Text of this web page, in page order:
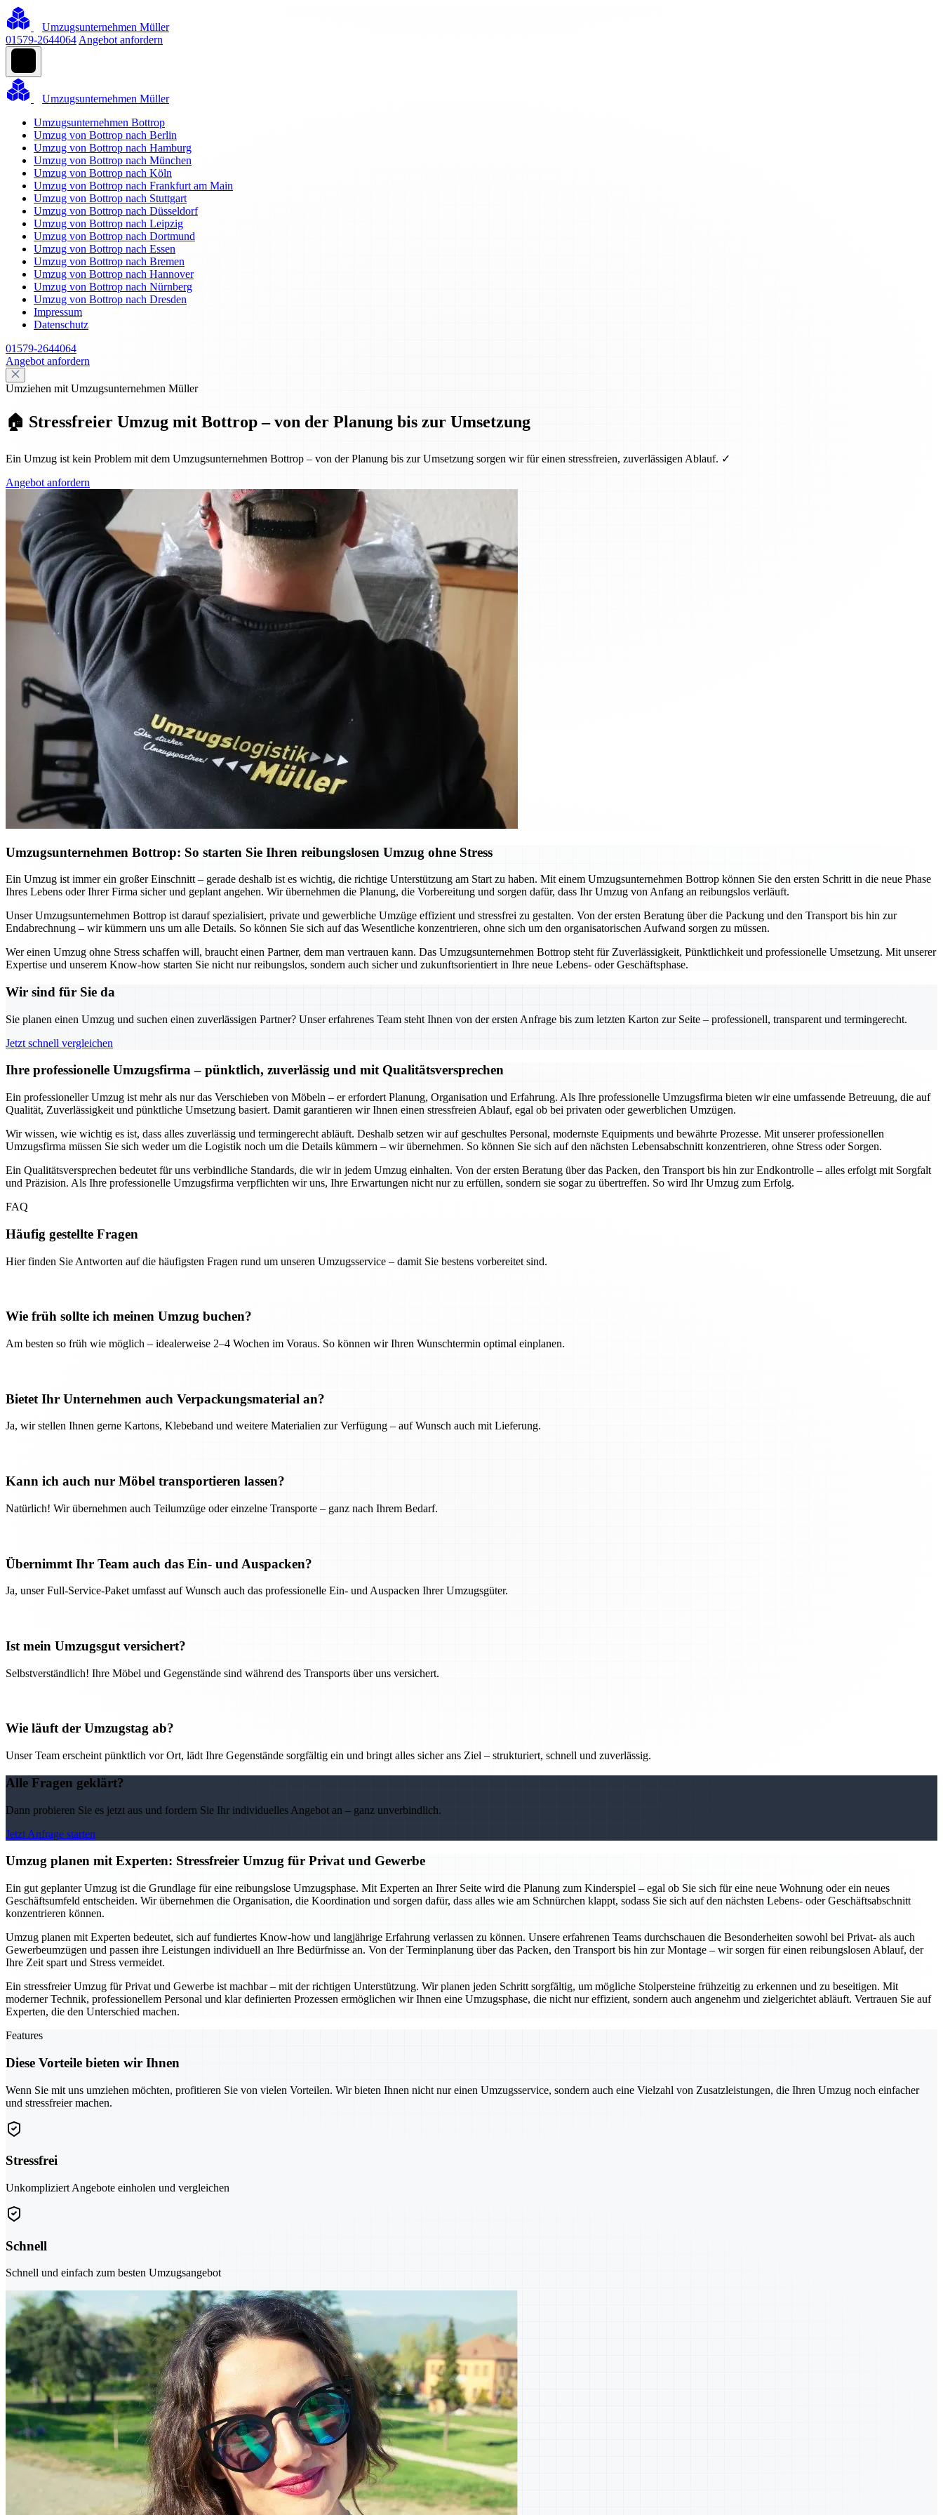
Umzugsunternehmen Müller
01579-2644064 Angebot anfordern
Umzugsunternehmen Müller
Umzugsunternehmen Bottrop
Umzug von Bottrop nach Berlin
Umzug von Bottrop nach Hamburg
Umzug von Bottrop nach München
Umzug von Bottrop nach Köln
Umzug von Bottrop nach Frankfurt am Main
Umzug von Bottrop nach Stuttgart
Umzug von Bottrop nach Düsseldorf
Umzug von Bottrop nach Leipzig
Umzug von Bottrop nach Dortmund
Umzug von Bottrop nach Essen
Umzug von Bottrop nach Bremen
Umzug von Bottrop nach Hannover
Umzug von Bottrop nach Nürnberg
Umzug von Bottrop nach Dresden
Impressum
Datenschutz
01579-2644064
Angebot anfordern
Umziehen mit Umzugsunternehmen Müller
🏠 Stressfreier Umzug mit Bottrop – von der Planung bis zur Umsetzung
Ein Umzug ist kein Problem mit dem Umzugsunternehmen Bottrop – von der Planung bis zur Umsetzung sorgen wir für einen stressfreien, zuverlässigen Ablauf. ✓
Angebot anfordern
Umzugsunternehmen Bottrop: So starten Sie Ihren reibungslosen Umzug ohne Stress
Ein Umzug ist immer ein großer Einschnitt – gerade deshalb ist es wichtig, die richtige Unterstützung am Start zu haben. Mit einem Umzugsunternehmen Bottrop können Sie den ersten Schritt in die neue Phase
Ihres Lebens oder Ihrer Firma sicher und geplant angehen. Wir übernehmen die Planung, die Vorbereitung und sorgen dafür, dass Ihr Umzug von Anfang an reibungslos verläuft.
Unser Umzugsunternehmen Bottrop ist darauf spezialisiert, private und gewerbliche Umzüge effizient und stressfrei zu gestalten. Von der ersten Beratung über die Packung und den Transport bis hin zur
Endabrechnung – wir kümmern uns um alle Details. So können Sie sich auf das Wesentliche konzentrieren, ohne sich um den organisatorischen Aufwand sorgen zu müssen.
Wer einen Umzug ohne Stress schaffen will, braucht einen Partner, dem man vertrauen kann. Das Umzugsunternehmen Bottrop steht für Zuverlässigkeit, Pünktlichkeit und professionelle Umsetzung. Mit unserer
Expertise und unserem Know-how starten Sie nicht nur reibungslos, sondern auch sicher und zukunftsorientiert in Ihre neue Lebens- oder Geschäftsphase.
Wir sind für Sie da
Sie planen einen Umzug und suchen einen zuverlässigen Partner? Unser erfahrenes Team steht Ihnen von der ersten Anfrage bis zum letzten Karton zur Seite – professionell, transparent und termingerecht.
Jetzt schnell vergleichen
Ihre professionelle Umzugsfirma – pünktlich, zuverlässig und mit Qualitätsversprechen
Ein professioneller Umzug ist mehr als nur das Verschieben von Möbeln – er erfordert Planung, Organisation und Erfahrung. Als Ihre professionelle Umzugsfirma bieten wir eine umfassende Betreuung, die auf
Qualität, Zuverlässigkeit und pünktliche Umsetzung basiert. Damit garantieren wir Ihnen einen stressfreien Ablauf, egal ob bei privaten oder gewerblichen Umzügen.
Wir wissen, wie wichtig es ist, dass alles zuverlässig und termingerecht abläuft. Deshalb setzen wir auf geschultes Personal, modernste Equipments und bewährte Prozesse. Mit unserer professionellen
Umzugsfirma müssen Sie sich weder um die Logistik noch um die Details kümmern – wir übernehmen. So können Sie sich auf den nächsten Lebensabschnitt konzentrieren, ohne Stress oder Sorgen.
Ein Qualitätsversprechen bedeutet für uns verbindliche Standards, die wir in jedem Umzug einhalten. Von der ersten Beratung über das Packen, den Transport bis hin zur Endkontrolle – alles erfolgt mit Sorgfalt
und Präzision. Als Ihre professionelle Umzugsfirma verpflichten wir uns, Ihre Erwartungen nicht nur zu erfüllen, sondern sie sogar zu übertreffen. So wird Ihr Umzug zum Erfolg.
FAQ
Häufig gestellte Fragen
Hier finden Sie Antworten auf die häufigsten Fragen rund um unseren Umzugsservice – damit Sie bestens vorbereitet sind.
Wie früh sollte ich meinen Umzug buchen?
Am besten so früh wie möglich – idealerweise 2–4 Wochen im Voraus. So können wir Ihren Wunschtermin optimal einplanen.
Bietet Ihr Unternehmen auch Verpackungsmaterial an?
Ja, wir stellen Ihnen gerne Kartons, Klebeband und weitere Materialien zur Verfügung – auf Wunsch auch mit Lieferung.
Kann ich auch nur Möbel transportieren lassen?
Natürlich! Wir übernehmen auch Teilumzüge oder einzelne Transporte – ganz nach Ihrem Bedarf.
Übernimmt Ihr Team auch das Ein- und Auspacken?
Ja, unser Full-Service-Paket umfasst auf Wunsch auch das professionelle Ein- und Auspacken Ihrer Umzugsgüter.
Ist mein Umzugsgut versichert?
Selbstverständlich! Ihre Möbel und Gegenstände sind während des Transports über uns versichert.
Wie läuft der Umzugstag ab?
Unser Team erscheint pünktlich vor Ort, lädt Ihre Gegenstände sorgfältig ein und bringt alles sicher ans Ziel – strukturiert, schnell und zuverlässig.
Alle Fragen geklärt?
Dann probieren Sie es jetzt aus und fordern Sie Ihr individuelles Angebot an – ganz unverbindlich.
Jetzt Anfrage starten
Umzug planen mit Experten: Stressfreier Umzug für Privat und Gewerbe
Ein gut geplanter Umzug ist die Grundlage für eine reibungslose Umzugsphase. Mit Experten an Ihrer Seite wird die Planung zum Kinderspiel – egal ob Sie sich für eine neue Wohnung oder ein neues
Geschäftsumfeld entscheiden. Wir übernehmen die Organisation, die Koordination und sorgen dafür, dass alles wie am Schnürchen klappt, sodass Sie sich auf den nächsten Lebens- oder Geschäftsabschnitt
konzentrieren können.
Umzug planen mit Experten bedeutet, sich auf fundiertes Know-how und langjährige Erfahrung verlassen zu können. Unsere erfahrenen Teams durchschauen die Besonderheiten sowohl bei Privat- als auch
Gewerbeumzügen und passen ihre Leistungen individuell an Ihre Bedürfnisse an. Von der Terminplanung über das Packen, den Transport bis hin zur Montage – wir sorgen für einen reibungslosen Ablauf, der
Ihre Zeit spart und Stress vermeidet.
Ein stressfreier Umzug für Privat und Gewerbe ist machbar – mit der richtigen Unterstützung. Wir planen jeden Schritt sorgfältig, um mögliche Stolpersteine frühzeitig zu erkennen und zu beseitigen. Mit
moderner Technik, professionellem Personal und klar definierten Prozessen ermöglichen wir Ihnen eine Umzugsphase, die nicht nur effizient, sondern auch angenehm und zielgerichtet abläuft. Vertrauen Sie auf
Experten, die den Unterschied machen.
Features
Diese Vorteile bieten wir Ihnen
Wenn Sie mit uns umziehen möchten, profitieren Sie von vielen Vorteilen. Wir bieten Ihnen nicht nur einen Umzugsservice, sondern auch eine Vielzahl von Zusatzleistungen, die Ihren Umzug noch einfacher
und stressfreier machen.
Stressfrei
Unkompliziert Angebote einholen und vergleichen
Schnell
Schnell und einfach zum besten Umzugsangebot